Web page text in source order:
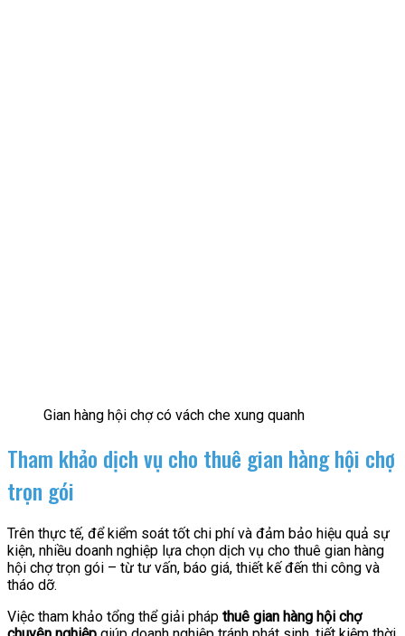
Gian hàng hội chợ có vách che xung quanh
Tham khảo dịch vụ cho thuê gian hàng hội chợ
trọn gói
Trên thực tế, để kiểm soát tốt chi phí và đảm bảo hiệu quả sự
kiện, nhiều doanh nghiệp lựa chọn dịch vụ cho thuê gian hàng
hội chợ trọn gói – từ tư vấn, báo giá, thiết kế đến thi công và
tháo dỡ.
Việc tham khảo tổng thể giải pháp thuê gian hàng hội chợ